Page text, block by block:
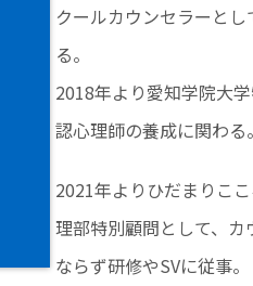
クールカウンセラーと
る。
2018年より愛知学院大
認心理師の養成に関わる。
2021年よりひだまりこ
理部特別顧問として、カ
ならず研修やSVに従事。